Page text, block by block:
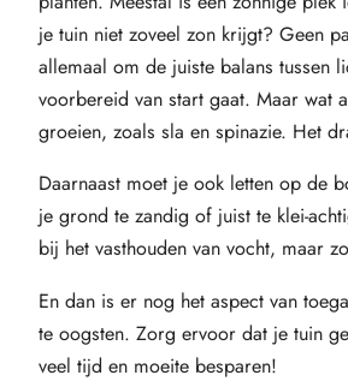
je tuin niet zoveel zon krijgt? Geen
allemaal om de juiste balans tussen
voorbereid van start gaat. Maar wat
groeien, zoals sla en spinazie. Het
Daarnaast moet je ook letten op de
je grond te zandig of juist te klei-
bij het vasthouden van vocht, maar
En dan is er nog het aspect van
te oogsten. Zorg ervoor dat je tuin
veel tijd en moeite besparen!